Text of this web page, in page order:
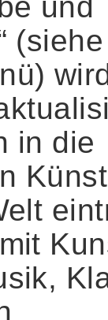
(siehe
in die